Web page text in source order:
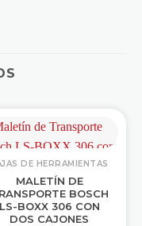
DE HERRAMIENTAS
MALETÍN DE
BOSCH
LS-BOXX 306 CON
DOS CAJONES